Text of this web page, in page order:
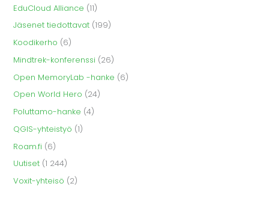
EduCloud Alliance (11)
Jäsenet tiedottavat (199)
Koodikerho (6)
Mindtrek-konferenssi (26)
Open MemoryLab -hanke (6)
Open World Hero (24)
Poluttamo-hanke (4)
QGIS-yhteistyö (1)
Roam.fi (6)
Uutiset (1 244)
Voxit-yhteisö (2)